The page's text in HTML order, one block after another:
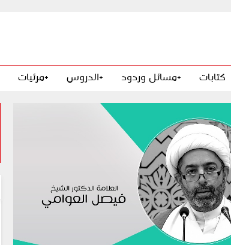
كتابات +مسائل وردود +الدروس +مرئيات